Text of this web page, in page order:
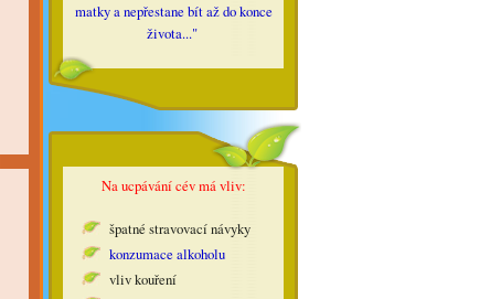
matky a nepřestane bít až do konce
života..."
Na ucpávání cév má vliv:
špatné stravovací návyky
konzumace alkoholu
vliv kouření